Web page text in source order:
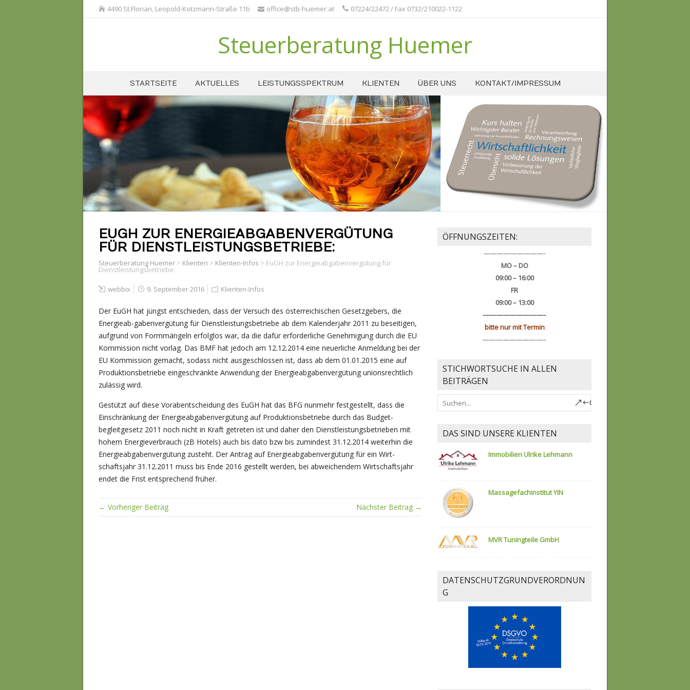
4490 St.Florian, Leopold-Kotzmann-Straße 11b office@stb-huemer.at 07224/22472 / Fax 0732/210022-1122
Steuerberatung Huemer
STARTSEITE AKTUELLES LEISTUNGSSPEKTRUM KLIENTEN ÜBER UNS KONTAKT/IMPRESSUM
EUGH ZUR ENERGIEABGABENVERGÜTUNG
FÜR DIENSTLEISTUNGSBETRIEBE:
Steuerberatung Huemer > Klienten > Klienten-Infos > EuGH zur Energieabgabenvergütung für
Dienstleistungsbetriebe:
webbix 9. September 2016 Klienten-Infos
Der EuGH hat jüngst entschieden, dass der Versuch des österreichischen Gesetzgebers, die
Energieab-gabenvergütung für Dienstleistungsbetriebe ab dem Kalenderjahr 2011 zu beseitigen,
aufgrund von Formmängeln erfolglos war, da die dafür erforderliche Genehmigung durch die EU
Kommission nicht vorlag. Das BMF hat jedoch am 12.12.2014 eine neuerliche Anmeldung bei der
EU Kommission gemacht, sodass nicht ausgeschlossen ist, dass ab dem 01.01.2015 eine auf
Produk­tionsbetriebe eingeschränkte Anwendung der Energieabgabenvergütung unionsrechtlich
zulässig wird.
Gestützt auf diese Vorabentscheidung des EuGH hat das BFG nunmehr festgestellt, dass die
Einschränkung der Energieabgabenvergütung auf Produktionsbetriebe durch das Budget­
begleitgesetz 2011 noch nicht in Kraft getreten ist und daher den Dienstleistungsbetrieben mit
hohem Energieverbrauch (zB Hotels) auch bis dato bzw bis zumindest 31.12.2014 weiterhin die
Energieabgabenvergütung zusteht. Der Antrag auf Energieabgabenvergütung für ein Wirt­
schaftsjahr 31.12.2011 muss bis Ende 2016 gestellt werden, bei abweichendem Wirtschaftsjahr
endet die Frist entsprechend früher.
← Vorheriger Beitrag Nächster Beitrag →
ÖFFNUNGSZEITEN:
—————————-
MO – DO
09:00 – 16:00
FR
09:00 – 13:00
—————————–
bitte nur mit Termin
—————————–
STICHWORTSUCHE IN ALLEN
BEITRÄGEN
DAS SIND UNSERE KLIENTEN
Immobilien Ulrike Lehmann
Massagefachinstitut YIN
MVR Tuningteile GmbH
DATENSCHUTZGRUNDVERORDNUN
G